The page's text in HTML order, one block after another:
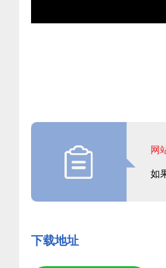
网
如
下载地址